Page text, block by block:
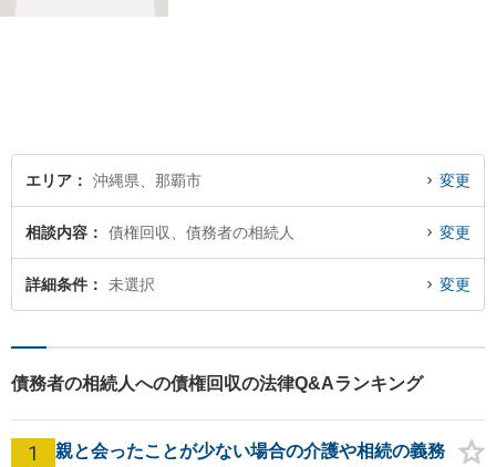
エリア 沖縄県、那覇市 変更
相談内容 債権回収、債務者の相続人 変更
詳細条件 未選択 変更
債務者の相続人への債権回収の法律Q&Aランキング
1 親と会ったことが少ない場合の介護や相続の義務